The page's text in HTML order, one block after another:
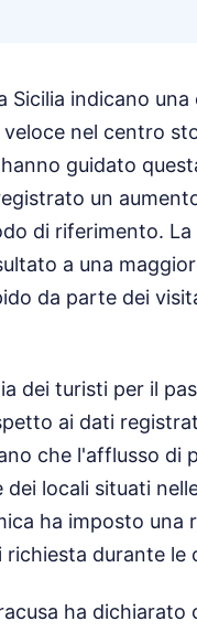
indicano una
nel centro
guidato
un
di riferimento. La
a una
da parte dei
dei turisti per il
ai dati
che l'afflusso di
locali situati
ha imposto una
durante le
ha dichiarato